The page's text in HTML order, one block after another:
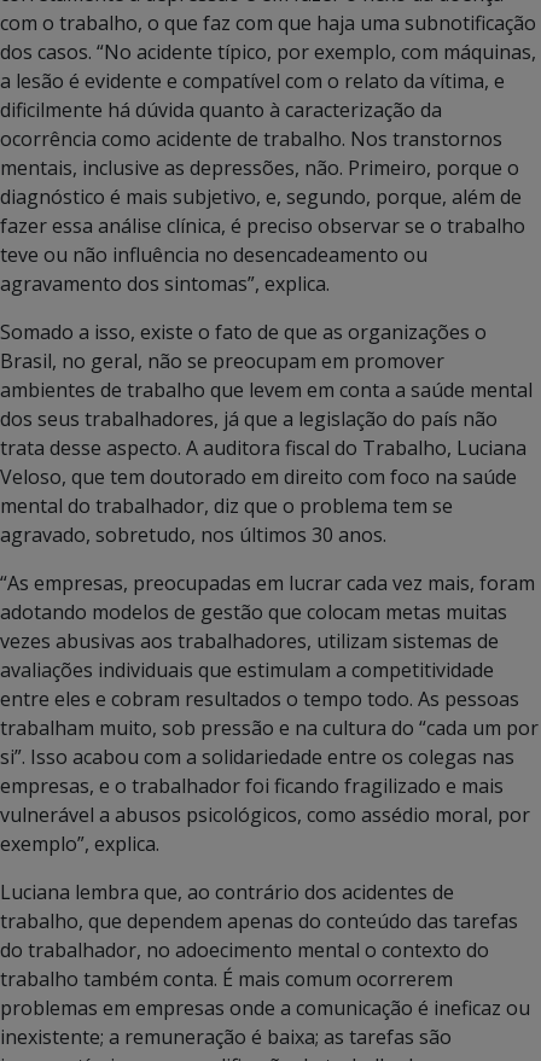
com o trabalho, o que faz com que haja uma subnotificação
dos casos. “No acidente típico, por exemplo, com máquinas,
a lesão é evidente e compatível com o relato da vítima, e
dificilmente há dúvida quanto à caracterização da
ocorrência como acidente de trabalho. Nos transtornos
mentais, inclusive as depressões, não. Primeiro, porque o
diagnóstico é mais subjetivo, e, segundo, porque, além de
fazer essa análise clínica, é preciso observar se o trabalho
teve ou não influência no desencadeamento ou
agravamento dos sintomas”, explica.
Somado a isso, existe o fato de que as organizações o
Brasil, no geral, não se preocupam em promover
ambientes de trabalho que levem em conta a saúde mental
dos seus trabalhadores, já que a legislação do país não
trata desse aspecto. A auditora fiscal do Trabalho, Luciana
Veloso, que tem doutorado em direito com foco na saúde
mental do trabalhador, diz que o problema tem se
agravado, sobretudo, nos últimos 30 anos.
“As empresas, preocupadas em lucrar cada vez mais, foram
adotando modelos de gestão que colocam metas muitas
vezes abusivas aos trabalhadores, utilizam sistemas de
avaliações individuais que estimulam a competitividade
entre eles e cobram resultados o tempo todo. As pessoas
trabalham muito, sob pressão e na cultura do “cada um por
si”. Isso acabou com a solidariedade entre os colegas nas
empresas, e o trabalhador foi ficando fragilizado e mais
vulnerável a abusos psicológicos, como assédio moral, por
exemplo”, explica.
Luciana lembra que, ao contrário dos acidentes de
trabalho, que dependem apenas do conteúdo das tarefas
do trabalhador, no adoecimento mental o contexto do
trabalho também conta. É mais comum ocorrerem
problemas em empresas onde a comunicação é ineficaz ou
inexistente; a remuneração é baixa; as tarefas são